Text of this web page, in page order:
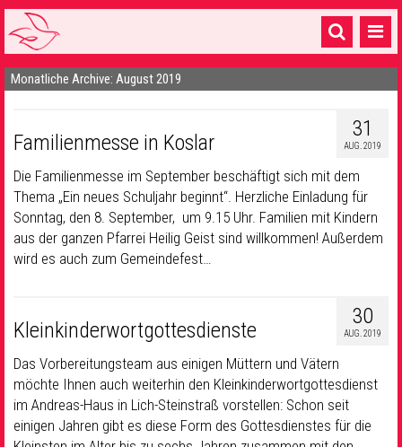
Startseite
16 Gemeinden & mehr
Gottesdienste & Sinnsuche
Sakramente & Feste
Gemeinschaft & Soziales
Seelsorge & Kontakt
Monatliche Archive: August 2019
31
AUG. 2019
Familienmesse in Koslar
Die Familienmesse im September beschäftigt sich mit dem
Thema „Ein neues Schuljahr beginnt“. Herzliche Einladung für
Sonntag, den 8. September, um 9.15 Uhr. Familien mit Kindern
aus der ganzen Pfarrei Heilig Geist sind willkommen! Außerdem
wird es auch zum Gemeindefest…
30
AUG. 2019
Kleinkinderwortgottesdienste
Das Vorbereitungsteam aus einigen Müttern und Vätern
möchte Ihnen auch weiterhin den Kleinkinderwortgottesdienst
im Andreas-Haus in Lich-Steinstraß vorstellen: Schon seit
einigen Jahren gibt es diese Form des Gottesdienstes für die